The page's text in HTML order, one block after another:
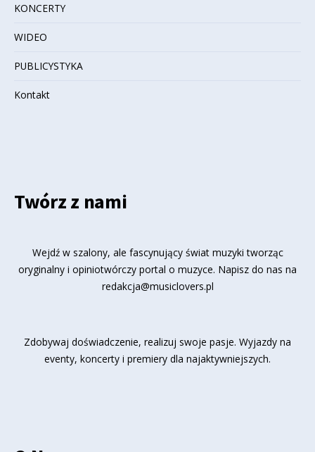
KONCERTY
WIDEO
PUBLICYSTYKA
Kontakt
Twórz z nami
Wejdź w szalony, ale fascynujący świat muzyki tworząc
oryginalny i opiniotwórczy portal o muzyce. Napisz do nas na
redakcja@musiclovers.pl
Zdobywaj doświadczenie, realizuj swoje pasje. Wyjazdy na
eventy, koncerty i premiery dla najaktywniejszych.